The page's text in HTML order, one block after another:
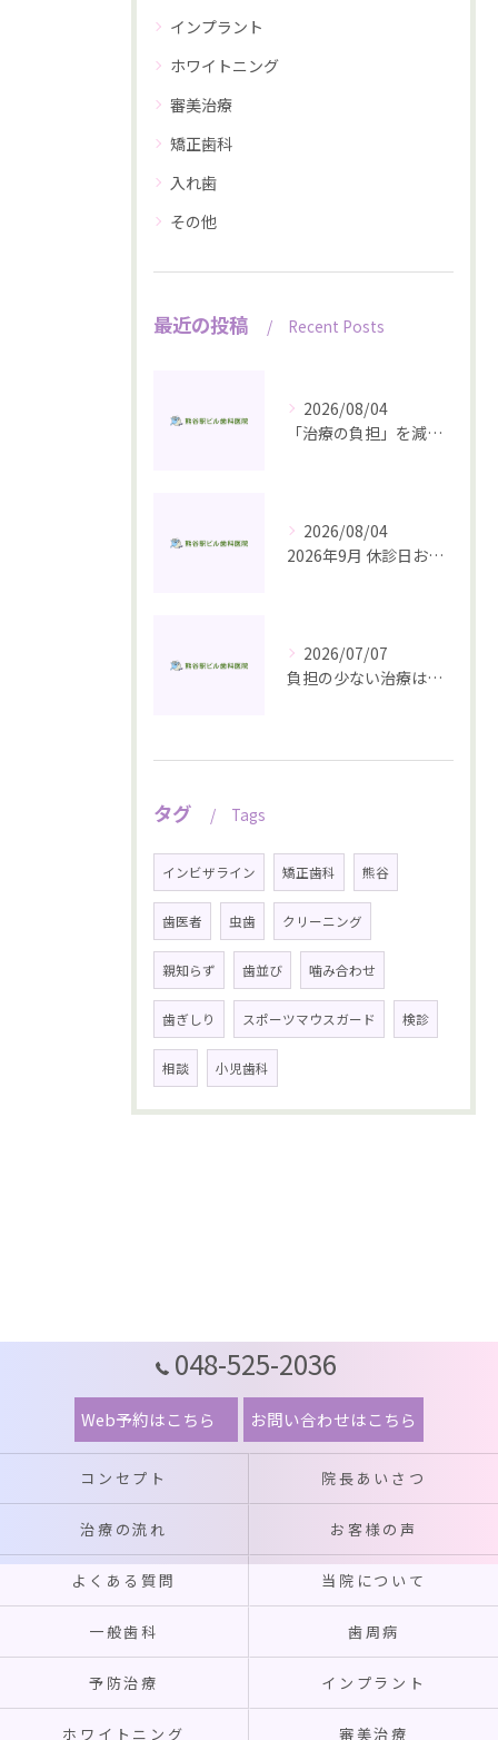
インプラント
ホワイトニング
審美治療
矯正歯科
入れ歯
その他
最近の投稿 Recent Posts
2026/08/04
「治療の負担」を減らすいちばんの近道は、予防にあります
2026/08/04
2026年9月 休診日お知らせ
2026/07/07
負担の少ない治療は、予防から始まる
タグ Tags
インビザライン 矯正歯科 熊谷
歯医者 虫歯 クリーニング
親知らず 歯並び 噛み合わせ
歯ぎしり スポーツマウスガード 検診
相談 小児歯科
048-525-2036
Web予約はこちら お問い合わせはこちら
コンセプト 院長あいさつ
治療の流れ お客様の声
よくある質問 当院について
一般歯科 歯周病
予防治療 インプラント
ホワイトニング 審美治療